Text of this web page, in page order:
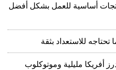
أساسية للعمل بشكل أفضل
للاستعداد بثقة
أفريكا مليلية وموتوكلوب